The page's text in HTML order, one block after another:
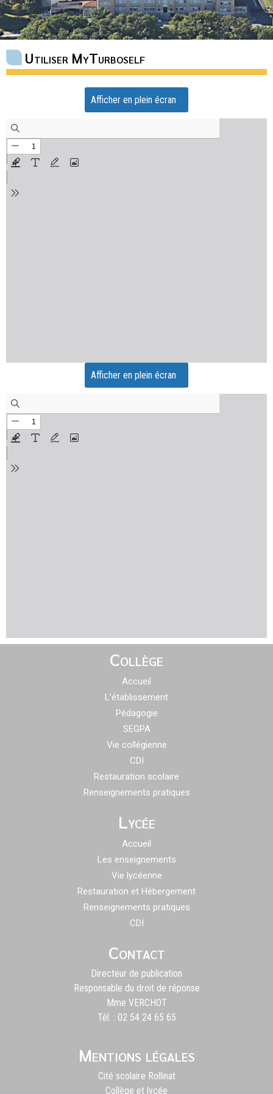
Utiliser MyTurboself
Afficher en plein écran
Afficher en plein écran
Collège
Accueil
L’établissement
Pédagogie
SEGPA
Vie collégienne
CDI
Restauration scolaire
Renseignements pratiques
Lycée
Accueil
Les enseignements
Vie lycéenne
Restauration et Hébergement
Renseignements pratiques
CDI
Contact
Directeur de publication
Responsable du droit de réponse
Mme VERCHOT
Tél. : 02 54 24 65 65
Mentions légales
Cité scolaire Rollinat
Collège et lycée